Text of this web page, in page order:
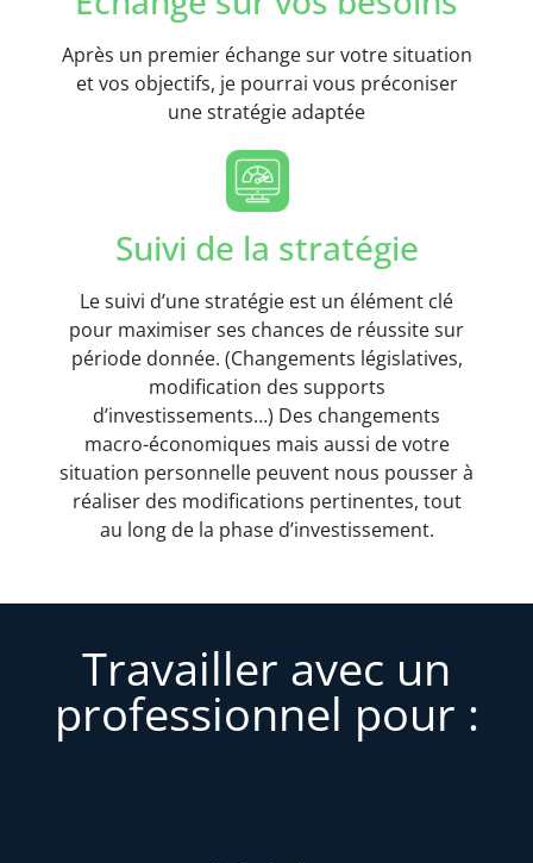
Après un premier échange sur votre situation
et vos objectifs, je pourrai vous préconiser
une stratégie adaptée
Suivi de la stratégie
Le suivi d’une stratégie est un élément clé
pour maximiser ses chances de réussite sur
période donnée. (Changements législatives,
modification des supports
d’investissements…) Des changements
macro-économiques mais aussi de votre
situation personnelle peuvent nous pousser à
réaliser des modifications pertinentes, tout
au long de la phase d’investissement.
Travailler avec un
professionnel pour :